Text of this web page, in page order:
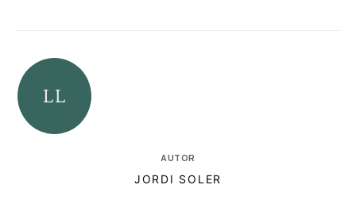
AUTOR
JORDI SOLER